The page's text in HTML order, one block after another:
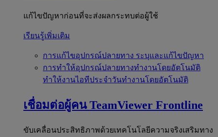
แก้ไขปัญหาก่อนที่จะส่งผลกระทบต่อผู้ใช้
เรียนรู้เพิ่มเติม
การแก้ไขอุปกรณ์ปลายทาง ระบุและแก้ไขปัญหา
การทำให้อุปกรณ์ปลายทางทำงานโดยอัตโนมัติ
ทำให้งานไอทีประจำวันทำงานโดยอัตโนมัติ
เชื่อมต่อผู้คน TeamViewer Frontline
ขับเคลื่อนประสิทธิภาพด้วยเทคโนโลยีความจริงเสริมทาง